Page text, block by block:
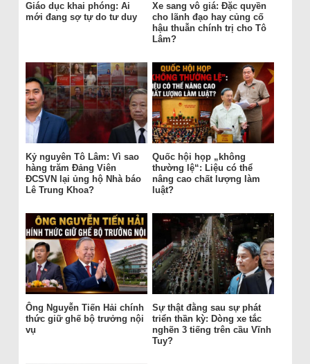
Giáo dục khai phóng: Ai
mới đang sợ tự do tư duy
Xe sang vô giá: Đặc quyền
cho lãnh đạo hay củng cố
hậu thuẫn chính trị cho Tô
Lâm?
Kỷ nguyên Tô Lâm: Vì sao
hàng trăm Đảng Viên
ĐCSVN lại ủng hộ Nhà báo
Lê Trung Khoa?
Quốc hội họp „không
thường lệ“: Liệu có thể
nâng cao chất lượng làm
luật?
Ông Nguyễn Tiến Hải chính
thức giữ ghế bộ trưởng nội
vụ
Sự thật đằng sau sự phát
triển thần kỳ: Dòng xe tắc
nghẽn 3 tiếng trên cầu Vĩnh
Tuy?